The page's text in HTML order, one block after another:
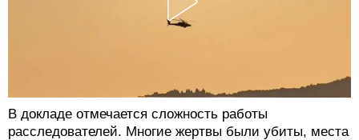
В докладе отмечается сложность работы
расследователей. Многие жертвы были убиты, места